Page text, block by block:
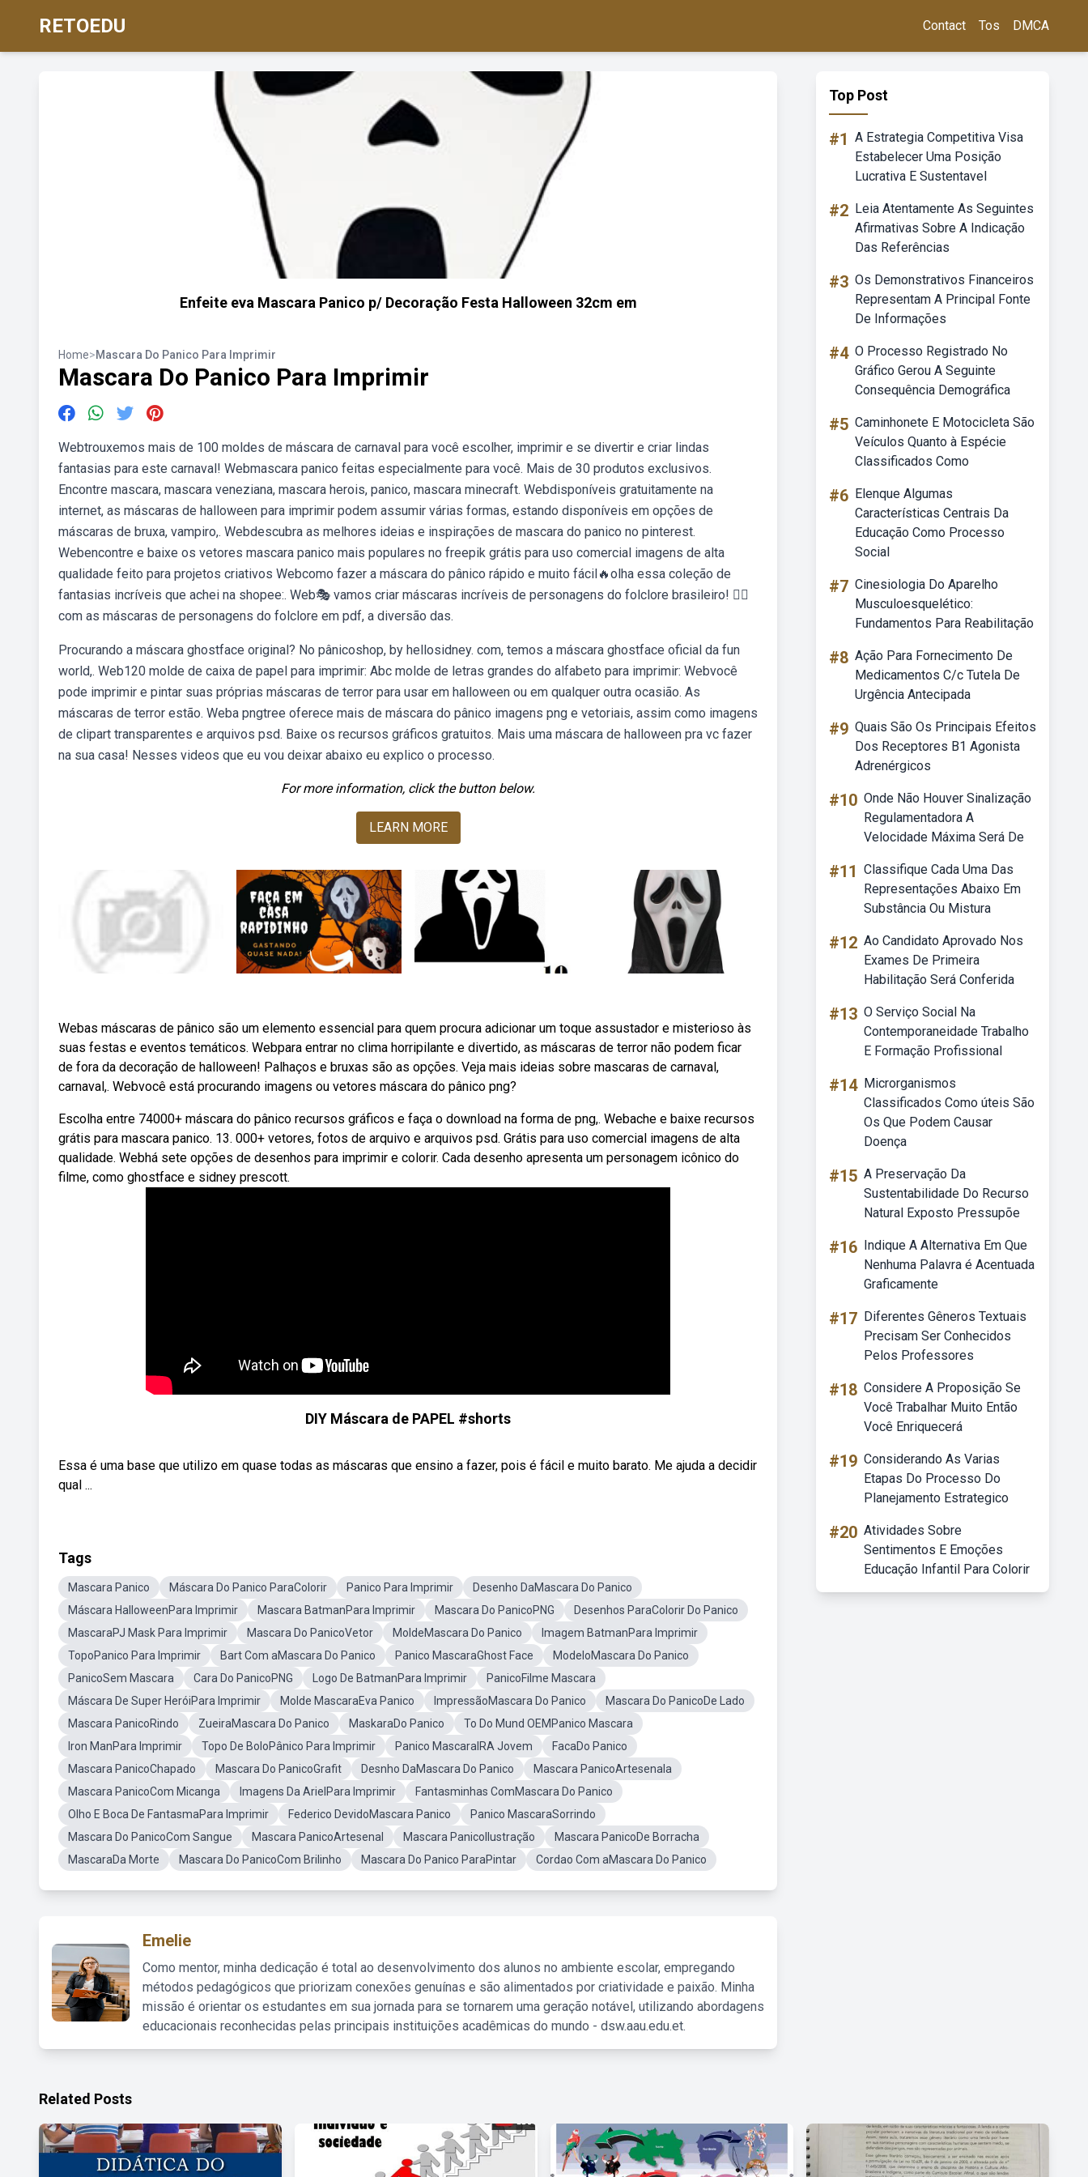
RETOEDU Contact Tos DMCA
Enfeite eva Mascara Panico p/ Decoração Festa Halloween 32cm em
Home>Mascara Do Panico Para Imprimir
Mascara Do Panico Para Imprimir
Webtrouxemos mais de 100 moldes de máscara de carnaval para você escolher, imprimir e se divertir e criar lindas
fantasias para este carnaval! Webmascara panico feitas especialmente para você. Mais de 30 produtos exclusivos.
Encontre mascara, mascara veneziana, mascara herois, panico, mascara minecraft. Webdisponíveis gratuitamente na
internet, as máscaras de halloween para imprimir podem assumir várias formas, estando disponíveis em opções de
máscaras de bruxa, vampiro,. Webdescubra as melhores ideias e inspirações de mascara do panico no pinterest.
Webencontre e baixe os vetores mascara panico mais populares no freepik grátis para uso comercial imagens de alta
qualidade feito para projetos criativos Webcomo fazer a máscara do pânico rápido e muito fácil🔥olha essa coleção de
fantasias incríveis que achei na shopee:. Web🎭 vamos criar máscaras incríveis de personagens do folclore brasileiro! 🧜‍♀️
com as máscaras de personagens do folclore em pdf, a diversão das.
Procurando a máscara ghostface original? No pânicoshop, by hellosidney. com, temos a máscara ghostface oficial da fun
world,. Web120 molde de caixa de papel para imprimir: Abc molde de letras grandes do alfabeto para imprimir: Webvocê
pode imprimir e pintar suas próprias máscaras de terror para usar em halloween ou em qualquer outra ocasião. As
máscaras de terror estão. Weba pngtree oferece mais de máscara do pânico imagens png e vetoriais, assim como imagens
de clipart transparentes e arquivos psd. Baixe os recursos gráficos gratuitos. Mais uma máscara de halloween pra vc fazer
na sua casa! Nesses videos que eu vou deixar abaixo eu explico o processo.
For more information, click the button below.
LEARN MORE
Webas máscaras de pânico são um elemento essencial para quem procura adicionar um toque assustador e misterioso às
suas festas e eventos temáticos. Webpara entrar no clima horripilante e divertido, as máscaras de terror não podem ficar
de fora da decoração de halloween! Palhaços e bruxas são as opções. Veja mais ideias sobre mascaras de carnaval,
carnaval,. Webvocê está procurando imagens ou vetores máscara do pânico png?
Escolha entre 74000+ máscara do pânico recursos gráficos e faça o download na forma de png,. Webache e baixe recursos
grátis para mascara panico. 13. 000+ vetores, fotos de arquivo e arquivos psd. Grátis para uso comercial imagens de alta
qualidade. Webhá sete opções de desenhos para imprimir e colorir. Cada desenho apresenta um personagem icônico do
filme, como ghostface e sidney prescott.
DIY Máscara de PAPEL #shorts
Essa é uma base que utilizo em quase todas as máscaras que ensino a fazer, pois é fácil e muito barato. Me ajuda a decidir
qual ...
Tags
Mascara Panico Máscara Do Panico ParaColorir Panico Para Imprimir
Desenho DaMascara Do Panico
Máscara HalloweenPara Imprimir
Mascara BatmanPara Imprimir Mascara Do PanicoPNG
Desenhos ParaColorir Do Panico
MascaraPJ Mask Para Imprimir
Mascara Do PanicoVetor MoldeMascara Do Panico
Imagem BatmanPara Imprimir
TopoPanico Para Imprimir
Bart Com aMascara Do Panico Panico MascaraGhost Face
ModeloMascara Do Panico
PanicoSem Mascara
Cara Do PanicoPNG Logo De BatmanPara Imprimir
PanicoFilme Mascara
Máscara De Super HeróiPara Imprimir
Molde MascaraEva Panico ImpressãoMascara Do Panico
Mascara Do PanicoDe Lado
Mascara PanicoRindo
ZueiraMascara Do Panico MaskaraDo Panico
To Do Mund OEMPanico Mascara
Iron ManPara Imprimir
Topo De BoloPânico Para Imprimir Panico MascaraIRA Jovem
FacaDo Panico
Mascara PanicoChapado
Mascara Do PanicoGrafit Desnho DaMascara Do Panico
Mascara PanicoArtesenala
Mascara PanicoCom Micanga
Imagens Da ArielPara Imprimir
Fantasminhas ComMascara Do Panico
Olho E Boca De FantasmaPara Imprimir
Federico DevidoMascara Panico
Panico MascaraSorrindo
Mascara Do PanicoCom Sangue
Mascara PanicoArtesenal Mascara PanicoIlustração
Mascara PanicoDe Borracha
MascaraDa Morte
Mascara Do PanicoCom Brilinho Mascara Do Panico ParaPintar Cordao Com aMascara Do Panico
Emelie
Como mentor, minha dedicação é total ao desenvolvimento dos alunos no ambiente escolar, empregando
métodos pedagógicos que priorizam conexões genuínas e são alimentados por criatividade e paixão. Minha
missão é orientar os estudantes em sua jornada para se tornarem uma geração notável, utilizando abordagens
educacionais reconhecidas pelas principais instituições acadêmicas do mundo - dsw.aau.edu.et.
Top Post
#1 A Estrategia Competitiva Visa
Estabelecer Uma Posição
Lucrativa E Sustentavel
#2 Leia Atentamente As Seguintes
Afirmativas Sobre A Indicação
Das Referências
#3 Os Demonstrativos Financeiros
Representam A Principal Fonte
De Informações
#4 O Processo Registrado No
Gráfico Gerou A Seguinte
Consequência Demográfica
#5 Caminhonete E Motocicleta São
Veículos Quanto à Espécie
Classificados Como
#6 Elenque Algumas
Características Centrais Da
Educação Como Processo
Social
#7 Cinesiologia Do Aparelho
Musculoesquelético:
Fundamentos Para Reabilitação
#8 Ação Para Fornecimento De
Medicamentos C/c Tutela De
Urgência Antecipada
#9 Quais São Os Principais Efeitos
Dos Receptores B1 Agonista
Adrenérgicos
#10 Onde Não Houver Sinalização
Regulamentadora A
Velocidade Máxima Será De
#11 Classifique Cada Uma Das
Representações Abaixo Em
Substância Ou Mistura
#12 Ao Candidato Aprovado Nos
Exames De Primeira
Habilitação Será Conferida
#13 O Serviço Social Na
Contemporaneidade Trabalho
E Formação Profissional
#14 Microrganismos
Classificados Como úteis São
Os Que Podem Causar
Doença
#15 A Preservação Da
Sustentabilidade Do Recurso
Natural Exposto Pressupõe
#16 Indique A Alternativa Em Que
Nenhuma Palavra é Acentuada
Graficamente
#17 Diferentes Gêneros Textuais
Precisam Ser Conhecidos
Pelos Professores
#18 Considere A Proposição Se
Você Trabalhar Muito Então
Você Enriquecerá
#19 Considerando As Varias
Etapas Do Processo Do
Planejamento Estrategico
#20 Atividades Sobre
Sentimentos E Emoções
Educação Infantil Para Colorir
Related Posts